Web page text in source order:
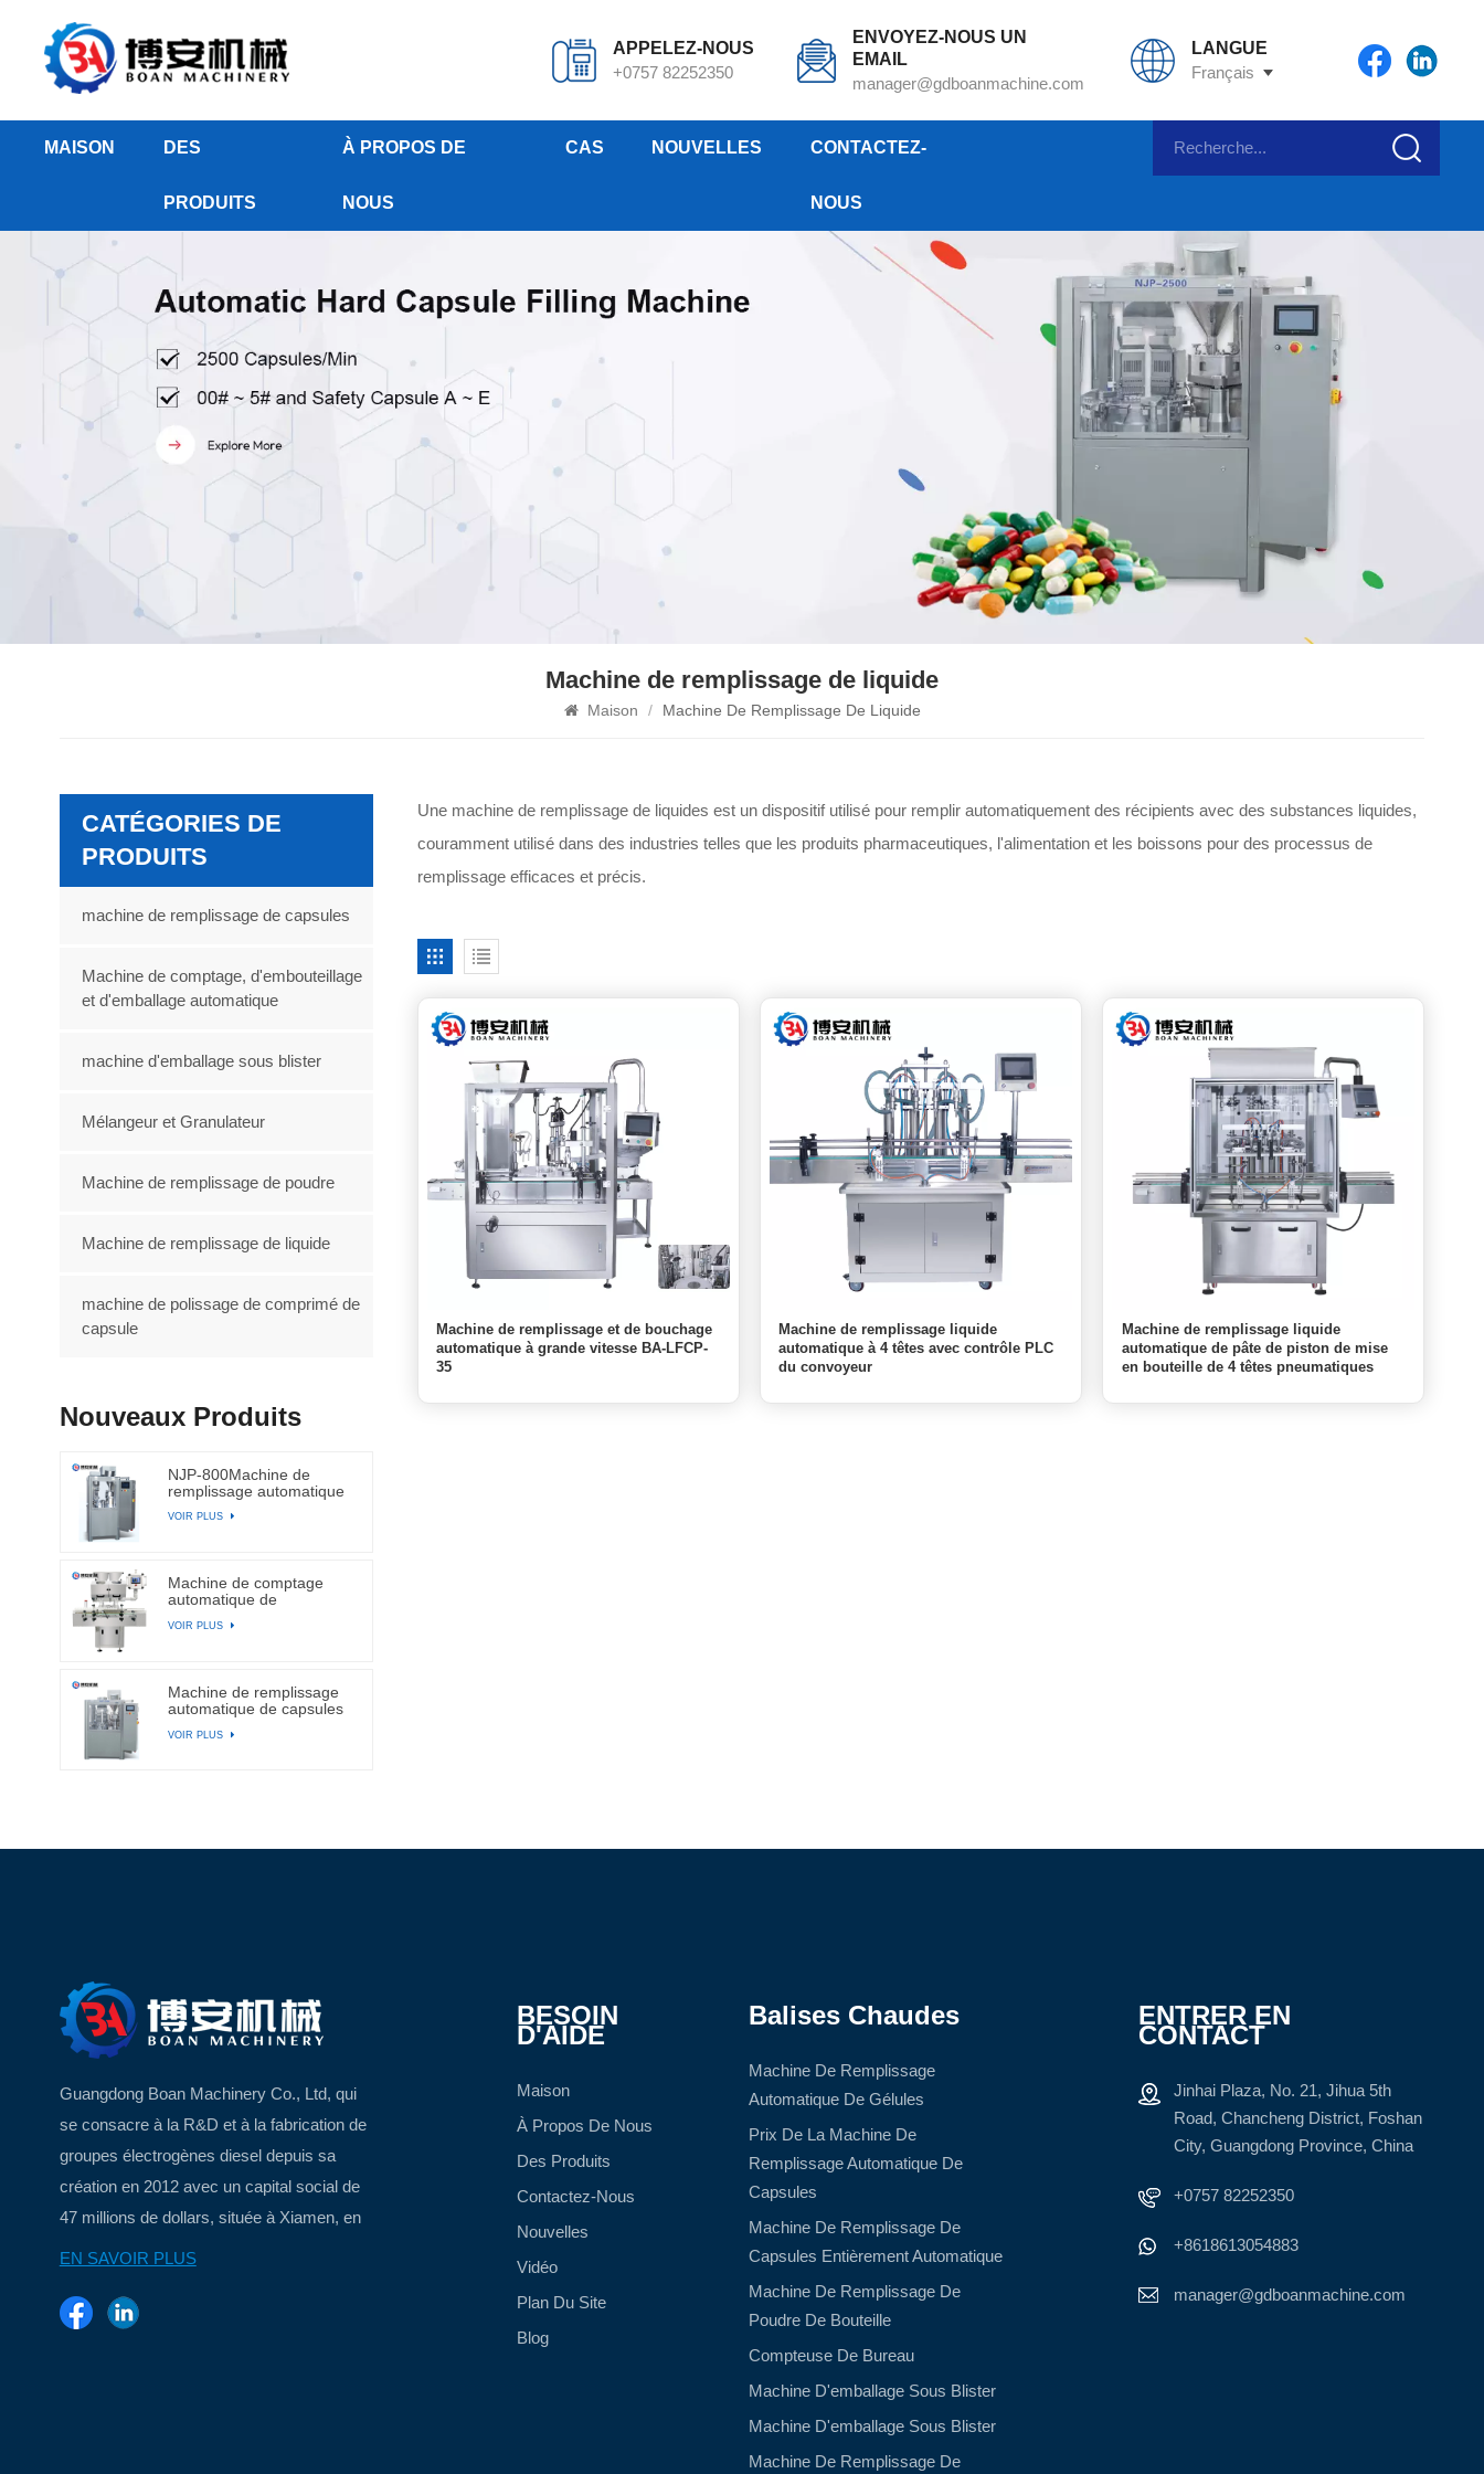
APPELEZ-NOUS
+0757 82252350
ENVOYEZ-NOUS UN
EMAIL
manager@gdboanmachine.com
LANGUE
Français
MAISON DES
PRODUITS
À PROPOS DE
NOUS
CAS NOUVELLES CONTACTEZ-
NOUS
Machine de remplissage de liquide
Maison / Machine De Remplissage De Liquide
Une machine de remplissage de liquides est un dispositif utilisé pour remplir automatiquement des récipients avec des substances liquides,
couramment utilisé dans des industries telles que les produits pharmaceutiques, l'alimentation et les boissons pour des processus de
remplissage efficaces et précis.
Machine de remplissage et de bouchage
automatique à grande vitesse BA-LFCP-
35
Machine de remplissage liquide
automatique à 4 têtes avec contrôle PLC
du convoyeur
Machine de remplissage liquide
automatique de pâte de piston de mise
en bouteille de 4 têtes pneumatiques
CATÉGORIES DE
PRODUITS
machine de remplissage de capsules
Machine de comptage, d'embouteillage
et d'emballage automatique
machine d'emballage sous blister
Mélangeur et Granulateur
Machine de remplissage de poudre
Machine de remplissage de liquide
machine de polissage de comprimé de
capsule
Nouveaux Produits
NJP-800Machine de
remplissage automatique
VOIR PLUS
Machine de comptage
automatique de
électroniques à canal BA-
VOIR PLUS
Machine de remplissage
automatique de capsules
2500
VOIR PLUS
Guangdong Boan Machinery Co., Ltd, qui
se consacre à la R&D et à la fabrication de
groupes électrogènes diesel depuis sa
création en 2012 avec un capital social de
47 millions de dollars, située à Xiamen, en
Chine, une belle ville insulaire...
EN SAVOIR PLUS
BESOIN
D'AIDE
Maison
À Propos De Nous
Des Produits
Contactez-Nous
Nouvelles
Vidéo
Plan Du Site
Blog
Balises Chaudes
Machine De Remplissage
Automatique De Gélules
Prix De La Machine De
Remplissage Automatique De
Capsules
Machine De Remplissage De
Capsules Entièrement Automatique
Machine De Remplissage De
Poudre De Bouteille
Compteuse De Bureau
Machine D'emballage Sous Blister
Machine D'emballage Sous Blister
Machine De Remplissage De
ENTRER EN
CONTACT
Jinhai Plaza, No. 21, Jihua 5th
Road, Chancheng District, Foshan
City, Guangdong Province, China
+0757 82252350
+8618613054883
manager@gdboanmachine.com